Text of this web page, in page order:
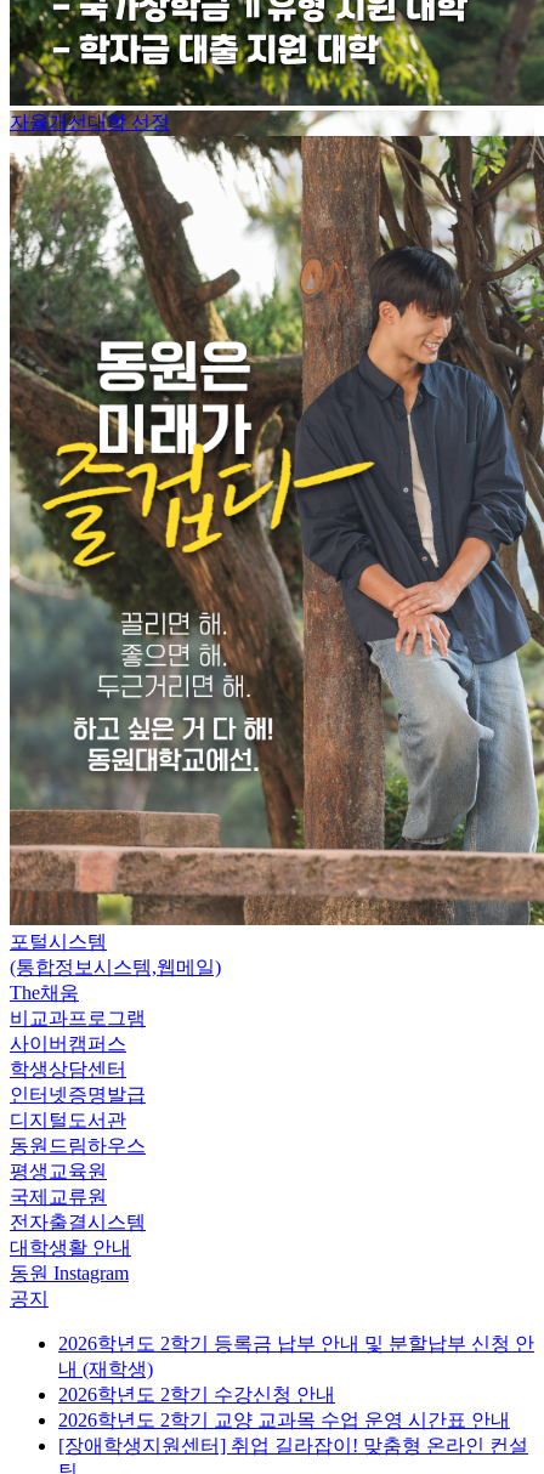
자율개선대학 선정
포털시스템
(통합정보시스템,웹메일)
The채움
비교과프로그램
사이버캠퍼스
학생상담센터
인터넷증명발급
디지털도서관
동원드림하우스
평생교육원
국제교류원
전자출결시스템
대학생활 안내
동원 Instagram
공지
2026학년도 2학기 등록금 납부 안내 및 분할납부 신청 안
내 (재학생)
2026학년도 2학기 수강신청 안내
2026학년도 2학기 교양 교과목 수업 운영 시간표 안내
[장애학생지원센터] 취업 길라잡이! 맞춤형 온라인 컨설